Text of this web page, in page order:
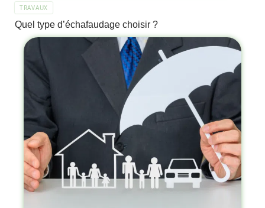
TRAVAUX
Quel type d’échafaudage choisir ?